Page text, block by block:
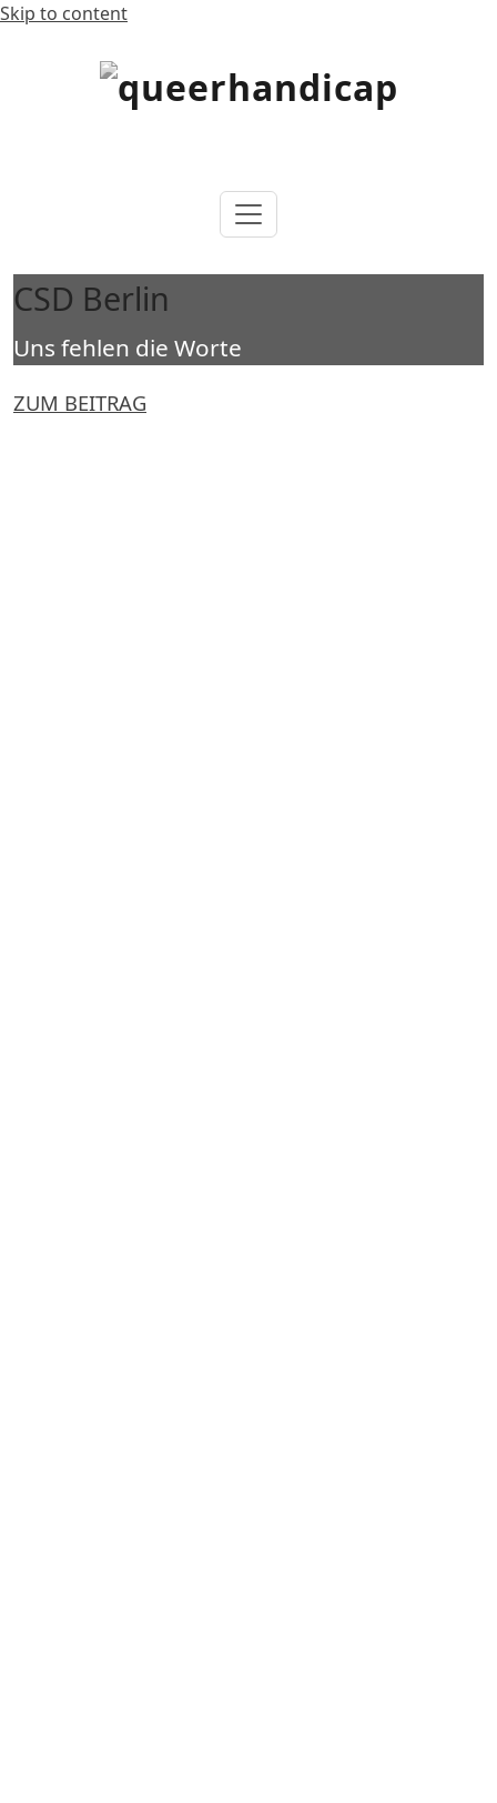
Skip to content
queerhandicap
CSD Berlin
Uns fehlen die Worte
ZUM BEITRAG